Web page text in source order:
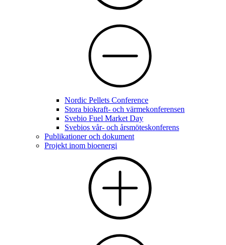
Nordic Pellets Conference
Stora biokraft- och värmekonferensen
Svebio Fuel Market Day
Svebios vår- och årsmöteskonferens
Publikationer och dokument
Projekt inom bioenergi